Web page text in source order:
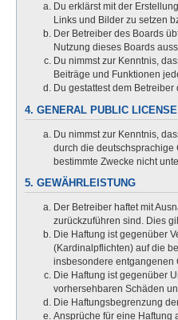
Du erklärst mit der
Links und Bilder zu setzen
Der Betreiber des Boards
Nutzung dieses Boards
Du nimmst zur Kenntnis,
Beiträge und Funktionen
Du gestattest dem
4. GENERAL PUBLIC LICENSE
Du nimmst zur Kenntnis,
durch die deutschsprachige
bestimmte Zwecke nicht
5. GEWÄHRLEISTUNG
Der Betreiber haftet mit
zurückzuführen sind. Dies
Die Haftung ist gegenüber
(Kardinalpflichten) auf die
insbesondere entgangenen
Die Haftung ist gegenüber
vorhersehbaren Schäden
Die Haftungsbegrenzung
Ansprüche für eine Haftung